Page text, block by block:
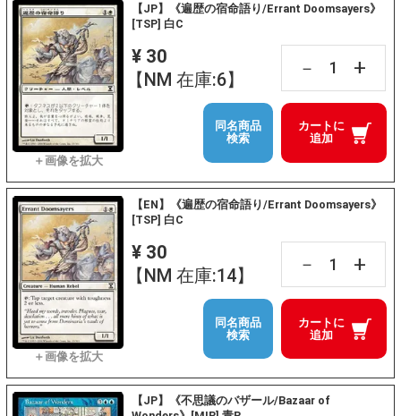
【JP】《遍歴の宿命語り/Errant Doomsayers》
[TSP] 白C
¥ 30
【NM 在庫:6】
－ +
カートに
追加
同名商品
検索
【EN】《遍歴の宿命語り/Errant Doomsayers》
[TSP] 白C
¥ 30
【NM 在庫:14】
－ +
カートに
追加
同名商品
検索
【JP】《不思議のバザール/Bazaar of